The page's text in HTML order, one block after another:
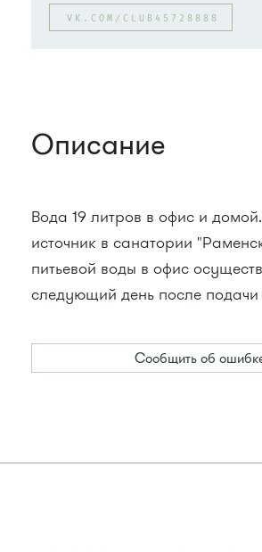
VK.COM/CLUB45728888
Описание
Вода 19 литров в офис и
источник в санатории
питьевой воды в офис
следующий день после подачи
Сообщить об